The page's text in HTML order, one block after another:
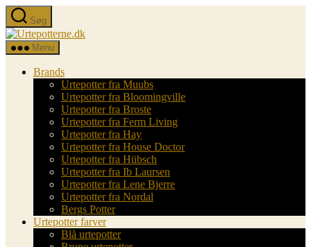
Spring
til
indholdet
Søg
Urtepotterne.dk
Menu
Brands
Urtepotter fra Muubs
Urtepotter fra Bloomingville
Urtepotter fra Broste
Urtepotter fra Ferm Living
Urtepotter fra Hay
Urtepotter fra House Doctor
Urtepotter fra Hübsch
Urtepotter fra Ib Laursen
Urtepotter fra Lene Bjerre
Urtepotter fra Nordal
Bergs Potter
Urtepotter farver
Blå urtepotter